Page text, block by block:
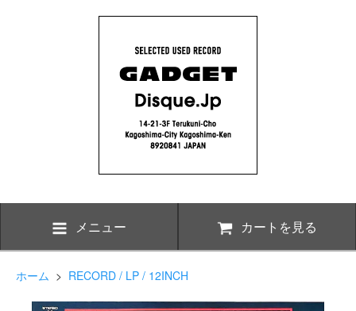
メニュー カートを見る
ホーム > RECORD / LP / 12INCH